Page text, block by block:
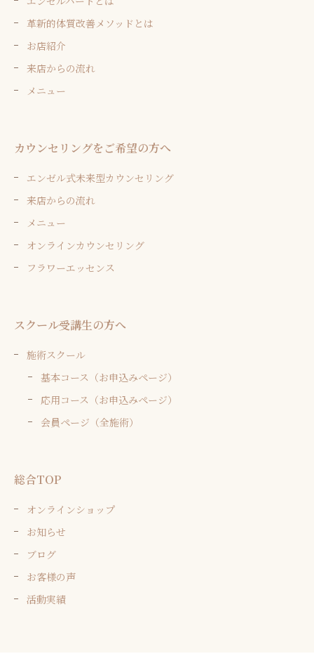
革新的体質改善メソッドとは
お店紹介
来店からの流れ
メニュー
カウンセリングをご希望の方へ
エンゼル式未来型カウンセリング
来店からの流れ
メニュー
オンラインカウンセリング
フラワーエッセンス
スクール受講生の方へ
施術スクール
基本コース（お申込みページ）
応用コース（お申込みページ）
会員ページ（全施術）
総合TOP
オンラインショップ
お知らせ
ブログ
お客様の声
活動実績